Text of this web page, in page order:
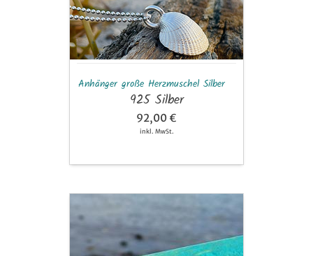
Anhänger große Herzmuschel Silber
925 Silber
92,00 €
inkl. MwSt.
kleine
Herzmuschel
Silber